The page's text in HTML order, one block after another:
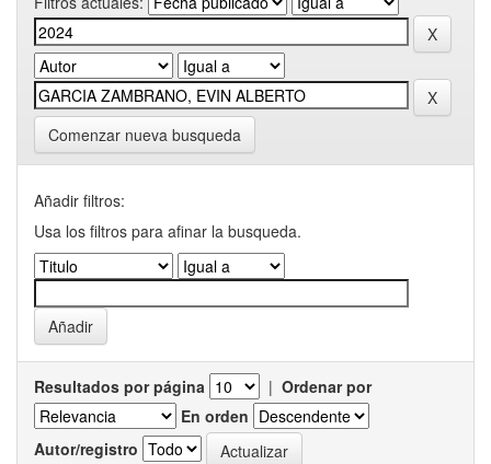
Comenzar nueva busqueda
Añadir filtros:
Usa los filtros para afinar la busqueda.
Resultados por página | Ordenar por
En orden
Autor/registro